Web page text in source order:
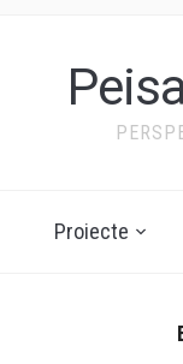
Proiecte